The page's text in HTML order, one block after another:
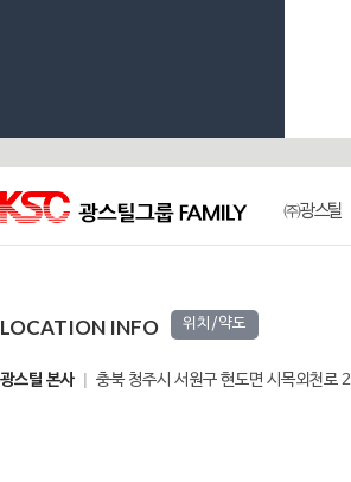
㈜광스틸
LOCATION INFO 위치/약도
광스틸 본사 충북 청주시 서원구 현도면 시목외천